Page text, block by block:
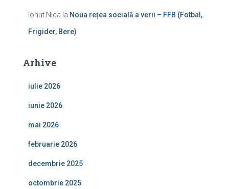
Ionut Nica la Noua rețea socială a verii – FFB (Fotbal,
Frigider, Bere)
Arhive
iulie 2026
iunie 2026
mai 2026
februarie 2026
decembrie 2025
octombrie 2025